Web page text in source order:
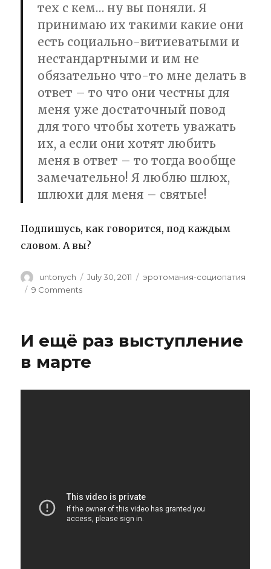
тех с кем… ну вы поняли. Я
принимаю их такими какие они
есть социально-витиеватыми и
нестандартными и им не
обязательно что-то мне делать в
ответ – то что они честны для
меня уже достаточный повод
для того чтобы хотеть уважать
их, а если они хотят любить
меня в ответ – то тогда вообще
замечательно! Я люблю шлюх,
шлюхи для меня – святые!
Подпишусь, как говорится, под каждым
словом. А вы?
Author
untonych
Posted
July 30, 2011 Categories
эротомания-социопатия
9 Comments
И ещё раз выступление
в марте